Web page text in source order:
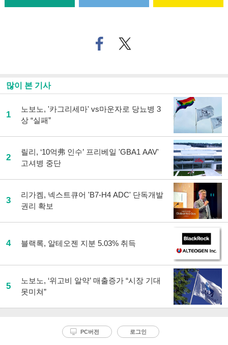
페
이
기
사
공
트위
터로
많이 본 기사
1
노보노, '카그리세마' vs마운자로 당뇨병 3
상 “실패”
2
릴리, ‘10억弗 인수’ 프리베일 'GBA1 AAV'
고셔병 중단
3
리가켐, 넥스트큐어 'B7-H4 ADC' 단독개발
권리 확보
4 블랙록, 알테오젠 지분 5.03% 취득
5
노보노, ‘위고비 알약’ 매출증가 “시장 기대
못미쳐”
PC버전 로그인